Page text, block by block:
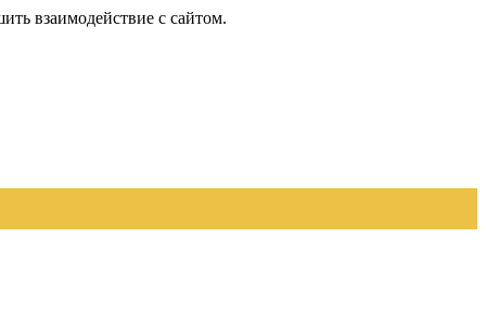
взаимодействие с сайтом.